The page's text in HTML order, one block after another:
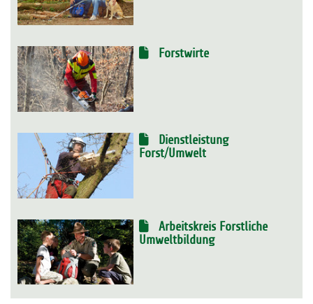
Forstwirte
Dienstleistung
Forst/Umwelt
Arbeitskreis Forstliche
Umweltbildung